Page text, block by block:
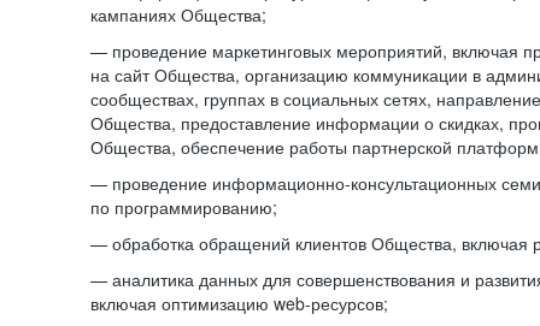
кампаниях Общества;
— проведение маркетинговых мероприятий, включая
на сайт Общества, организацию коммуникации в
сообществах, группах в социальных сетях,
Общества, предоставление информации о скидках,
Общества, обеспечение работы партнерской
— проведение информационно-консультационных
по программированию;
— обработка обращений клиентов Общества, включая
— аналитика данных для совершенствования и
включая оптимизацию web-ресурсов;